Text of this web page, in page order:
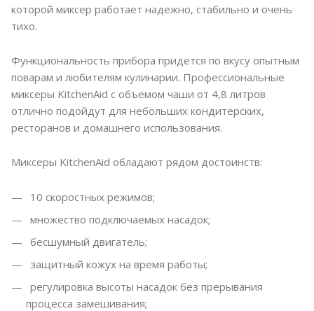
которой миксер работает надежно, стабильно и очень
тихо.
Функциональность прибора придется по вкусу опытным
поварам и любителям кулинарии. Профессиональные
миксеры KitchenAid с объемом чаши от 4,8 литров
отлично подойдут для небольших кондитерских,
ресторанов и домашнего использования.
Миксеры KitchenAid обладают рядом достоинств:
10 скоростных режимов;
множество подключаемых насадок;
бесшумный двигатель;
защитный кожух на время работы;
регулировка высоты насадок без прерывания
процесса замешивания;